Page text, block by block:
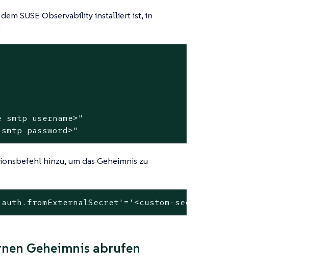
SUSE Observability installiert ist, in
username>"
password>"
hinzu, um das Geheimnis zu
= '<custom-secret-name>'
Geheimnis abrufen